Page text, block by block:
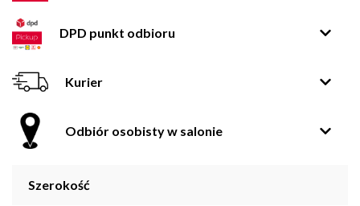
DPD punkt odbioru
Kurier
Odbiór osobisty w salonie
Szerokość